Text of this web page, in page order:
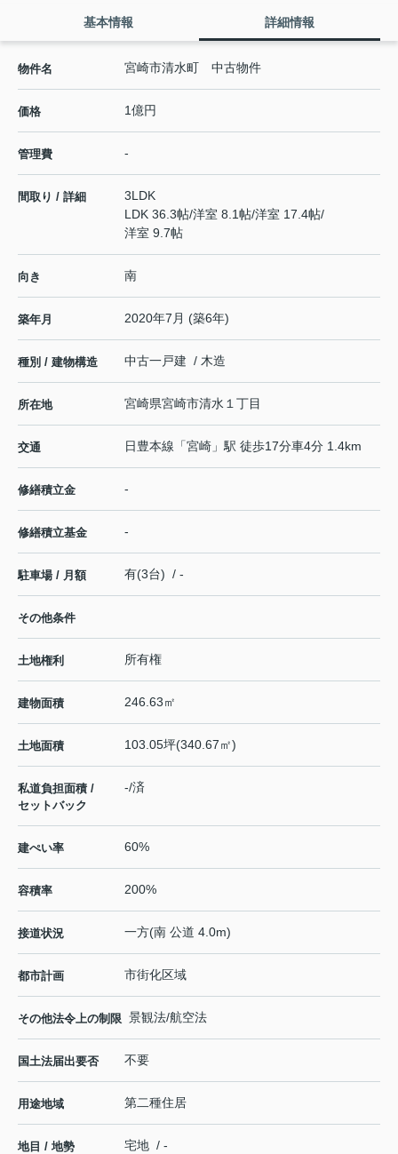
基本情報 詳細情報
物件名 宮崎市清水町 中古物件
価格 1億円
管理費 -
間取り / 詳細
3LDK
LDK 36.3帖/洋室 8.1帖/洋室 17.4帖/
洋室 9.7帖
向き 南
築年月 2020年7月 (築6年)
種別 / 建物構造 中古一戸建 / 木造
所在地 宮崎県宮崎市清水１丁目
交通 日豊本線 「宮崎 」駅 徒歩17分車4分 1.4km
修繕積立金 -
修繕積立基金 -
駐車場 / 月額 有(3台) / -
その他条件
土地権利 所有権
建物面積 246.63㎡
土地面積 103.05坪(340.67㎡)
私道負担面積 /
セットバック
-/済
建ぺい率 60%
容積率 200%
接道状況 一方(南 公道 4.0m)
都市計画 市街化区域
その他法令上の制限 景観法/航空法
国土法届出要否 不要
用途地域 第二種住居
地目 / 地勢 宅地 / -